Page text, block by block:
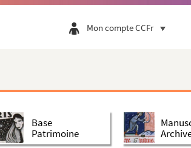
Mon compte CCFr
Base
Patrimoine